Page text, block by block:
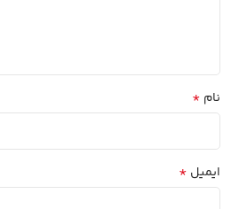
نام *
ایمیل *